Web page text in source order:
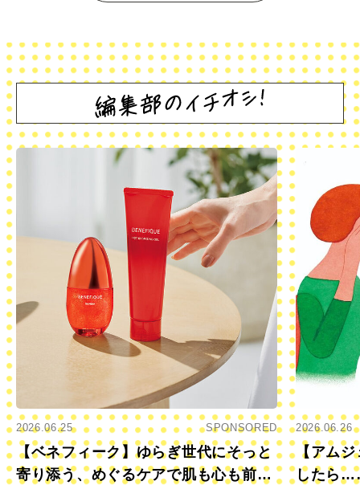
2026.06.25 SPONSORED
【ベネフィーク】ゆらぎ世代にそっと
寄り添う、めぐるケアで肌も心も前向
2026.06.26
【アムジ
したら